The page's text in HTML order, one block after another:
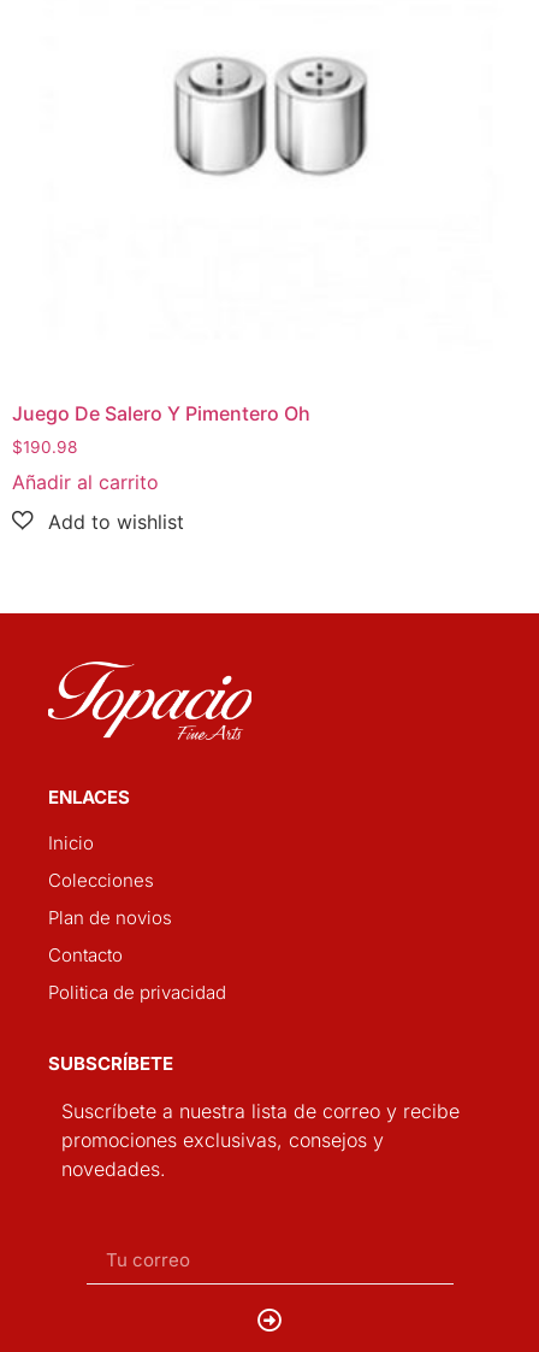
Juego De Salero Y Pimentero Oh
$190.98
Añadir al carrito
ENLACES
Inicio
Colecciones
Plan de novios
Contacto
Politica de privacidad
SUBSCRÍBETE
Suscríbete a nuestra lista de correo y recibe
promociones exclusivas, consejos y
novedades.